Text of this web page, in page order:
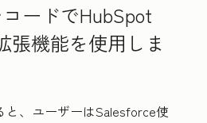
ードでHubSpot
張機能を使用しま
と、ユーザーはSalesforce使